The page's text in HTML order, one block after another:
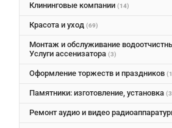
Клининговые компании (14)
Красота и уход (69)
Монтаж и обслуживание
Услуги ассенизатора (3)
Оформление торжеств и праздников
Памятники: изготовление, установка
Ремонт аудио и видео